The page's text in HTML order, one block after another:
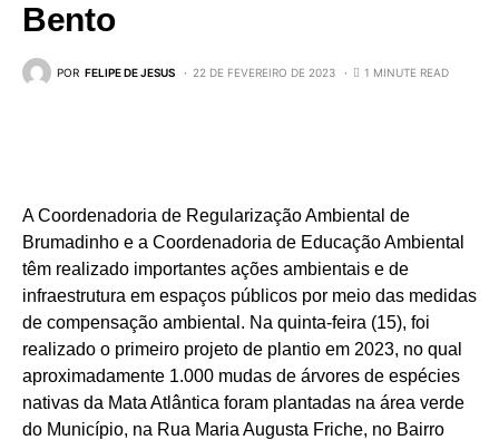
Bento
POR FELIPE DE JESUS 22 DE FEVEREIRO DE 2023 1 MINUTE READ
A Coordenadoria de Regularização Ambiental de
Brumadinho e a Coordenadoria de Educação Ambiental
têm realizado importantes ações ambientais e de
infraestrutura em espaços públicos por meio das medidas
de compensação ambiental. Na quinta-feira (15), foi
realizado o primeiro projeto de plantio em 2023, no qual
aproximadamente 1.000 mudas de árvores de espécies
nativas da Mata Atlântica foram plantadas na área verde
do Município, na Rua Maria Augusta Friche, no Bairro